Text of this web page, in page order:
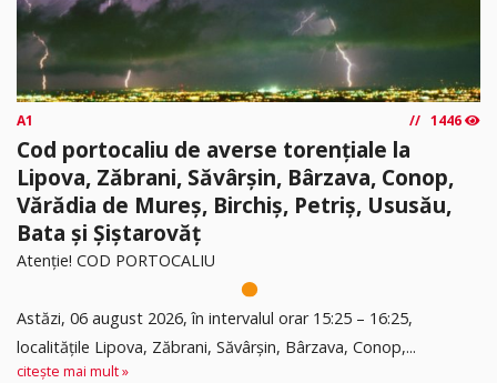
A1 1446
Cod portocaliu de averse torențiale la
Lipova, Zăbrani, Săvârșin, Bârzava, Conop,
Vărădia de Mureș, Birchiș, Petriș, Ususău,
Bata și Șiștarovăț
Atenție! COD PORTOCALIU
Astăzi, 06 august 2026, în intervalul orar 15:25 – 16:25,
localitățile Lipova, Zăbrani, Săvârșin, Bârzava, Conop,...
citește mai mult »